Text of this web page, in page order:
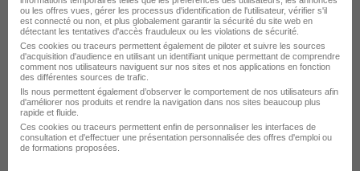
Iade - Infirmier Anesthésiste Diplômé
d'État H/F
Harry Hope
ou les offres vues, gérer les processus d'identification de l'utilisateur, vérifier s'il
est connecté ou non, et plus globalement garantir la sécurité du site web en
détectant les tentatives d'accès frauduleux ou les violations de sécurité.
Ces cookies ou traceurs permettent également de piloter et suivre les sources
d'acquisition d'audience en utilisant un identifiant unique permettant de comprendre
comment nos utilisateurs naviguent sur nos sites et nos applications en fonction
des différentes sources de trafic.
Ils nous permettent également d’observer le comportement de nos utilisateurs afin
d'améliorer nos produits et rendre la navigation dans nos sites beaucoup plus
rapide et fluide.
Ces cookies ou traceurs permettent enfin de personnaliser les interfaces de
consultation et d'effectuer une présentation personnalisée des offres d'emploi ou
de formations proposées.